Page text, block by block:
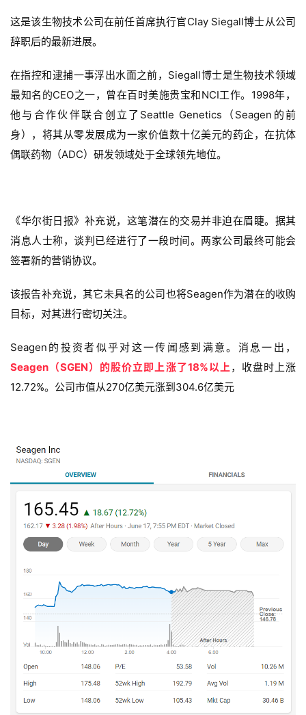
这是该生物技术公司在前任首席执行官Clay Siegall博士从公司
辞职后的最新进展。
在指控和逮捕一事浮出水面之前，Siegall博士是生物技术领域
最知名的CEO之一，曾在百时美施贵宝和NCI工作。1998年，
他与合作伙伴联合创立了Seattle Genetics（Seagen的前
身），将其从零发展成为一家价值数十亿美元的药企，在抗体
偶联药物（ADC）研发领域处于全球领先地位。
《华尔街日报》补充说，这笔潜在的交易并非迫在眉睫。据其
消息人士称，谈判已经进行了一段时间。两家公司最终可能会
签署新的营销协议。
该报告补充说，其它未具名的公司也将Seagen作为潜在的收购
目标，对其进行密切关注。
Seagen的投资者似乎对这一传闻感到满意。消息一出，
Seagen（SGEN）的股价立即上涨了18%以上，收盘时上涨
12.72%。公司市值从270亿美元涨到304.6亿美元